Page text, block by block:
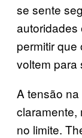
se sente
autoridades
permitir
voltem para
A tensão
claramente,
no limite.